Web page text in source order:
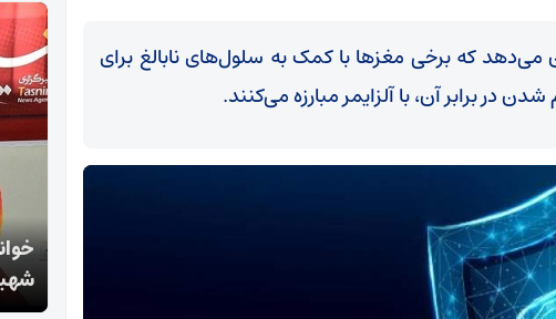
که برخی مغزها با کمک به سلول‌های نابالغ برای
در برابر آن، با آلزایمر مبارزه می‌کنند.
خوانش عاشورایی آیت‌الله معلمی از تشییع رهبر
شهید؛ بازتولید قدرت ایران
در